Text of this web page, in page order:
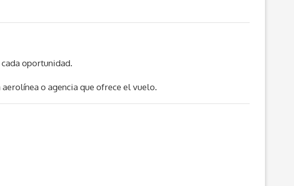
oportunidad.
o agencia que ofrece el vuelo.